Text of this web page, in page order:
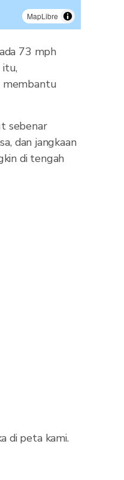
MapLibre
73 mph
membantu
sebenar
dan jangkaan
di tengah
di peta kami.